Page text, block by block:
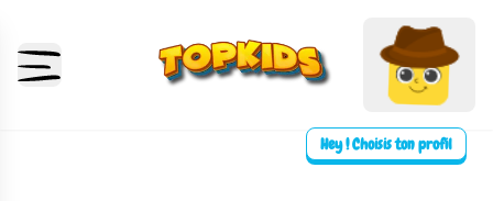
Hey ! Choisis ton profil